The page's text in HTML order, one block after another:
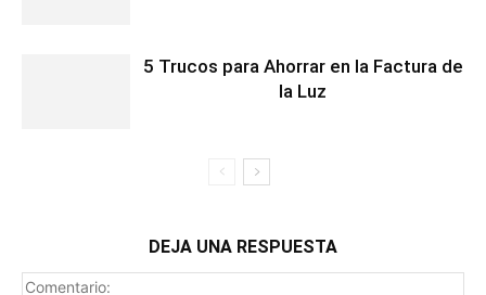
5 Trucos para Ahorrar en la Factura de
la Luz
DEJA UNA RESPUESTA